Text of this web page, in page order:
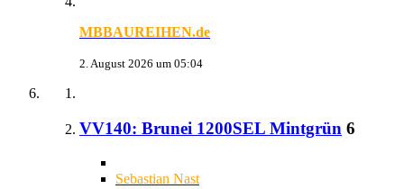
MBBAUREIHEN.de
2. August 2026 um 05:04
VV140: Brunei 1200SEL Mintgrün 6
Sebastian Nast